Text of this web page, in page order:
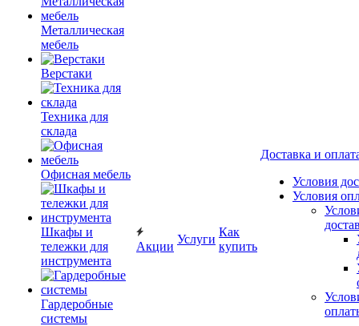
Металлическая
мебель
Верстаки
Техника для
склада
Офисная мебель
Шкафы и
тележки для
инструмента
Гардеробные
системы
Акции
Услуги
Как
купить
Доставка и
Условия
Условия